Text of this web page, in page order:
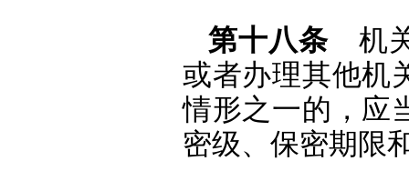
第十八条机关
或者办理其他机
情形之一的，应
密级、保密期限